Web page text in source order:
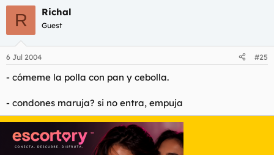
R Richal
Guest
6 Jul 2004 #25
- cómeme la polla con pan y cebolla.
- condones maruja? si no entra, empuja